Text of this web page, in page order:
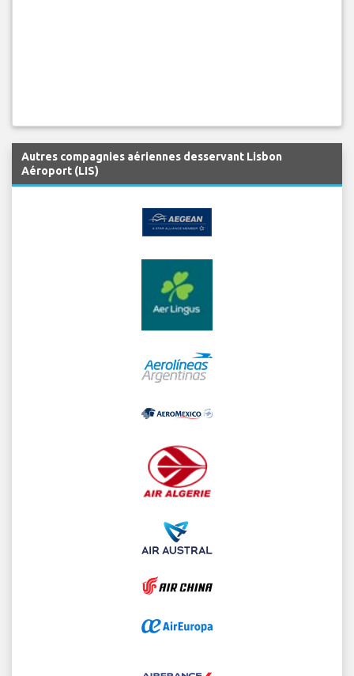
Autres compagnies aériennes desservant Lisbon
Aéroport (LIS)